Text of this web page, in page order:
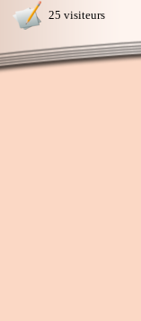
25 visiteurs